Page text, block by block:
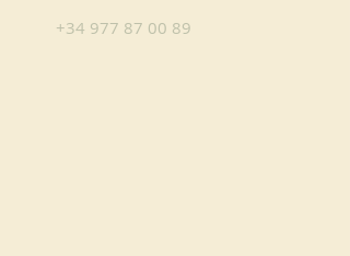
+34 977 87 00 89